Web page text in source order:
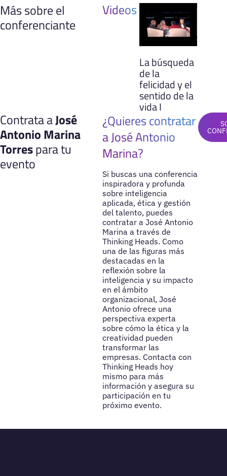
Más sobre el
conferenciante
Videos
La búsqueda
de la
felicidad y el
sentido de la
vida I
Contrata aJosé
Antonio Marina
Torrespara tu
evento
¿Quieres contratar
a José Antonio
Marina?
Si buscas una conferencia
inspiradora y profunda
sobre inteligencia
aplicada, ética y gestión
del talento, puedes
contratar a José Antonio
Marina a través de
Thinking Heads. Como
una de las figuras más
destacadas en la
reflexión sobre la
inteligencia y su impacto
en el ámbito
organizacional, José
Antonio ofrece una
perspectiva experta
sobre cómo la ética y la
creatividad pueden
transformar las
empresas. Contacta con
Thinking Heads hoy
mismo para más
información y asegura su
participación en tu
próximo evento.